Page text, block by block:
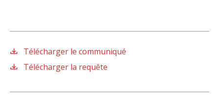
Télécharger le communiqué
Télécharger la requête